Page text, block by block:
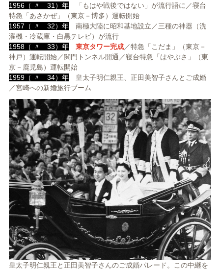
1956（ 〃 31）年「もはや戦後ではない」が流行語に／寝台
特急「あさかぜ」（東京－博多）運転開始
1957（ 〃 32）年南極大陸に昭和基地設立／三種の神器（洗
濯機・冷蔵庫・白黒テレビ）が流行
1958（ 〃 33）年
東京タワー完成／特急「こだま」（東京－
神戸）運転開始／関門トンネル開通／寝台特急「はやぶさ」（東
京－鹿児島）運転開始
1959（ 〃 34）年皇太子明仁親王、正田美智子さんとご成婚
／宮崎への新婚旅行ブーム
皇太子明仁親王と正田美智子さんのご成婚パレード。この中継を